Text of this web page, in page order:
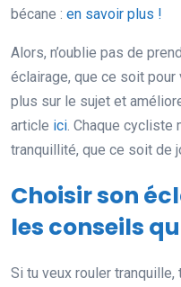
bécane : en savoir plus !
Alors, n’oublie pas de
éclairage, que ce soit
plus sur le sujet et
article ici. Chaque cycliste
tranquillité, que ce soit de
Choisir son
les conseils
Si tu veux rouler tranquille,